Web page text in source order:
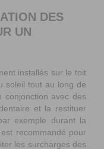
DES
UN
installés sur le toit
soleil tout au long de
conjonction avec des
et la restituer
exemple durant la
recommandé pour
les surcharges des